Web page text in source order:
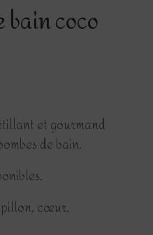
bain coco
et gourmand
de bain.
cœur.